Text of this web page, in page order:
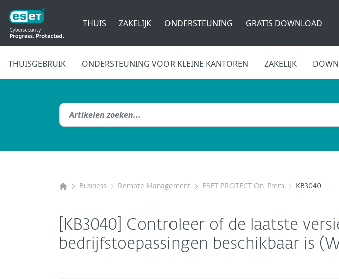
THUIS ZAKELIJK ONDERSTEUNING GRATIS DOWNLOAD
THUISGEBRUIK ONDERSTEUNING VOOR KLEINE KANTOREN ZAKELIJK
Business Remote Management ESET PROTECT On-Prem KB3040
[KB3040] Controleer of de laatste
bedrijfstoepassingen beschikbaar is